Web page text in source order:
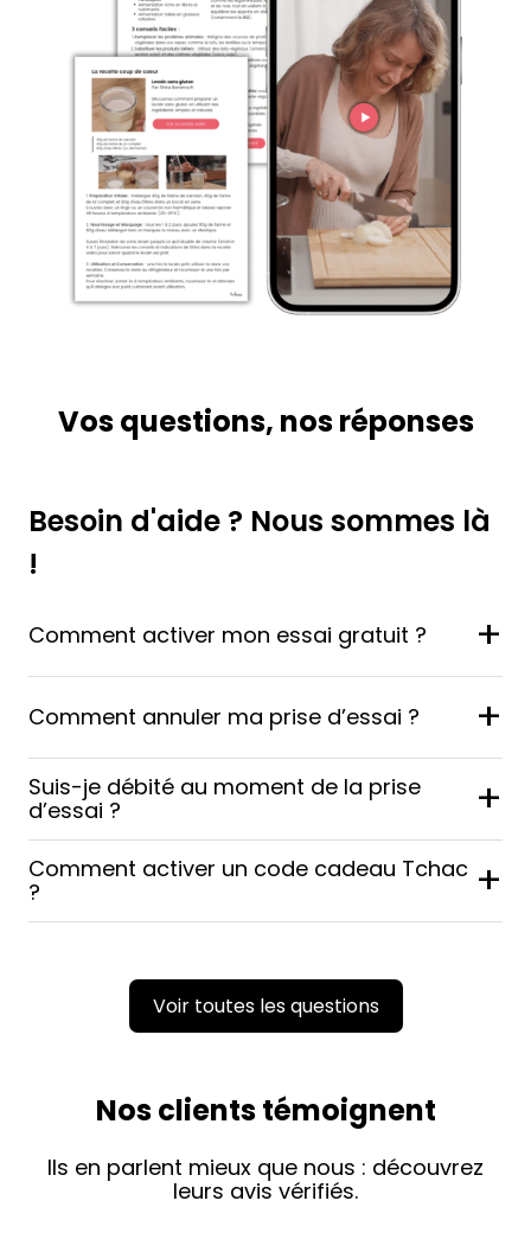
Vos questions, nos réponses
Besoin d'aide ? Nous sommes là
!
Comment activer mon essai gratuit ? +
Comment annuler ma prise d’essai ? +
Suis-je débité au moment de la prise
d’essai ?
+
Comment activer un code cadeau Tchac
?
+
Voir toutes les questions
Nos clients témoignent
Ils en parlent mieux que nous : découvrez
leurs avis vérifiés.